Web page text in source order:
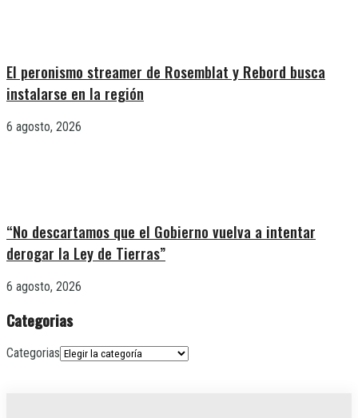
El peronismo streamer de Rosemblat y Rebord busca
instalarse en la región
6 agosto, 2026
“No descartamos que el Gobierno vuelva a intentar
derogar la Ley de Tierras”
6 agosto, 2026
Categorias
Categorias